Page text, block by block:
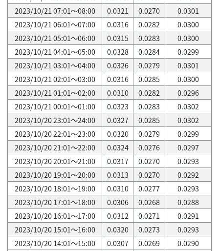
2023/10/21 07:01～08:00
0.0321 0.0270
0.0301
2023/10/21 06:01～07:00
0.0316 0.0282
0.0300
2023/10/21 05:01～06:00
0.0315 0.0283
0.0300
2023/10/21 04:01～05:00
0.0328 0.0284
0.0299
2023/10/21 03:01～04:00
0.0326 0.0279
0.0301
2023/10/21 02:01～03:00
0.0316 0.0285
0.0300
2023/10/21 01:01～02:00
0.0310 0.0282
0.0296
2023/10/21 00:01～01:00
0.0323 0.0283
0.0302
2023/10/20 23:01～24:00
0.0327 0.0285
0.0302
2023/10/20 22:01～23:00
0.0320 0.0279
0.0299
2023/10/20 21:01～22:00
0.0324 0.0276
0.0297
2023/10/20 20:01～21:00
0.0317 0.0270
0.0293
2023/10/20 19:01～20:00
0.0313 0.0270
0.0292
2023/10/20 18:01～19:00
0.0310 0.0277
0.0293
2023/10/20 17:01～18:00
0.0306 0.0268
0.0288
2023/10/20 16:01～17:00
0.0312 0.0271
0.0291
2023/10/20 15:01～16:00
0.0320 0.0273
0.0293
2023/10/20 14:01～15:00
0.0307 0.0269
0.0290